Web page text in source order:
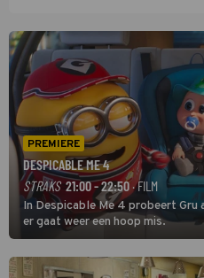
PREMIERE
DESPICABLE ME 4
STRAKS 21:00 - 22:50· FILM
In Despicable Me 4 probeert
er gaat weer een hoop mis.